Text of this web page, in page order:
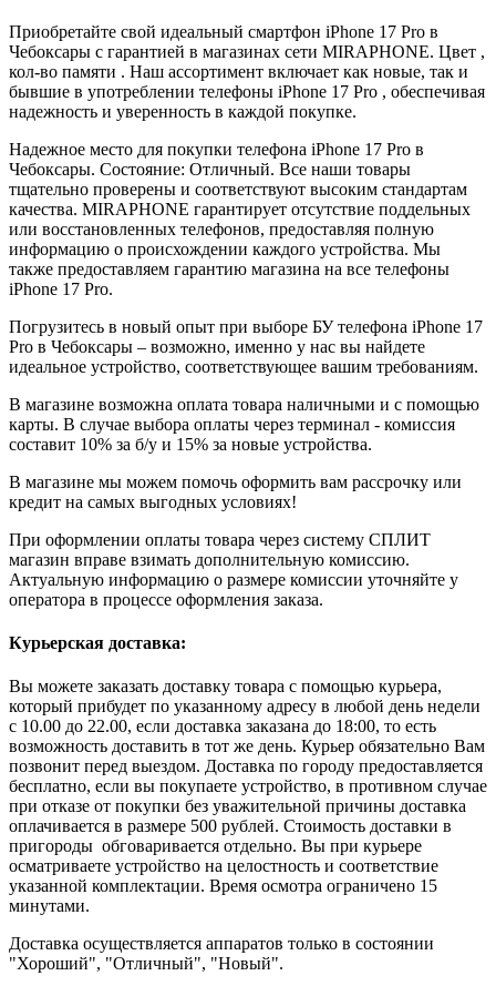
Приобретайте свой идеальный смартфон iPhone 17 Pro в
Чебоксары с гарантией в магазинах сети MIRAPHONE. Цвет ,
кол-во памяти . Наш ассортимент включает как новые, так и
бывшие в употреблении телефоны iPhone 17 Pro , обеспечивая
надежность и уверенность в каждой покупке.
Надежное место для покупки телефона iPhone 17 Pro в
Чебоксары. Состояние: Отличный. Все наши товары
тщательно проверены и соответствуют высоким стандартам
качества. MIRAPHONE гарантирует отсутствие поддельных
или восстановленных телефонов, предоставляя полную
информацию о происхождении каждого устройства. Мы
также предоставляем гарантию магазина на все телефоны
iPhone 17 Pro.
Погрузитесь в новый опыт при выборе БУ телефона iPhone 17
Pro в Чебоксары – возможно, именно у нас вы найдете
идеальное устройство, соответствующее вашим требованиям.
В магазине возможна оплата товара наличными и с помощью
карты. В случае выбора оплаты через терминал - комиссия
составит 10% за б/у и 15% за новые устройства.
В магазине мы можем помочь оформить вам рассрочку или
кредит на самых выгодных условиях!
При оформлении оплаты товара через систему СПЛИТ
магазин вправе взимать дополнительную комиссию.
Актуальную информацию о размере комиссии уточняйте у
оператора в процессе оформления заказа.
Курьерская доставка:
Вы можете заказать доставку товара с помощью курьера,
который прибудет по указанному адресу в любой день недели
с 10.00 до 22.00, если доставка заказана до 18:00, то есть
возможность доставить в тот же день. Курьер обязательно Вам
позвонит перед выездом. Доставка по городу предоставляется
бесплатно, если вы покупаете устройство, в противном случае
при отказе от покупки без уважительной причины доставка
оплачивается в размере 500 рублей. Стоимость доставки в
пригороды обговаривается отдельно. Вы при курьере
осматриваете устройство на целостность и соответствие
указанной комплектации. Время осмотра ограничено 15
минутами.
Доставка осуществляется аппаратов только в состоянии
"Хороший", "Отличный", "Новый".